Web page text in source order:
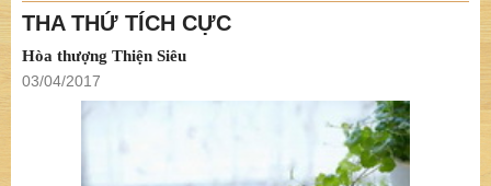
THA THỨ TÍCH CỰC
Hòa thượng Thiện Siêu
03/04/2017